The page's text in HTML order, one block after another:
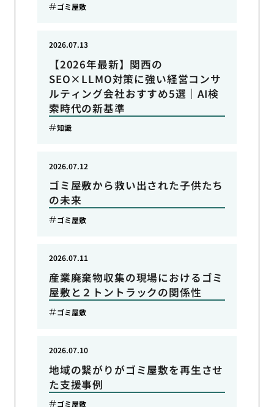
ゴミ屋敷
【2026年最新】関西の
SEO×LLMO対策に強い経営コンサ
ルティング会社おすすめ5選｜AI検
索時代の新基準
2026.07.13
知識
ゴミ屋敷から救い出された子供たち
の未来
2026.07.12
ゴミ屋敷
産業廃棄物収集の現場におけるゴミ
屋敷と２トントラックの関係性
2026.07.11
ゴミ屋敷
地域の繋がりがゴミ屋敷を再生させ
た支援事例
2026.07.10
ゴミ屋敷